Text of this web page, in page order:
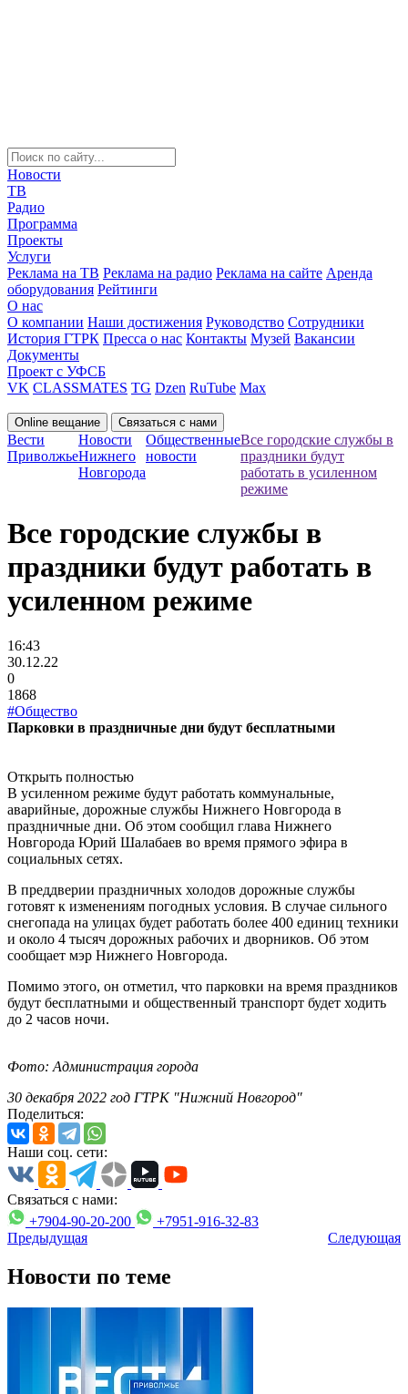
Новости
ТВ
Радио
Программа
Проекты
Услуги
Реклама на ТВ Реклама на радио Реклама на сайте Аренда
оборудования Рейтинги
О нас
О компании Наши достижения Руководство Сотрудники
История ГТРК Пресса о нас Контакты Музей Вакансии
Документы
Проект с УФСБ
VK CLASSMATES TG Dzen RuTube Max
Online вещание Связаться с нами
Вести
Приволжье
Новости
Нижнего
Новгорода
Общественные
новости
Все городские службы в
праздники будут
работать в усиленном
режиме
Все городские службы в
праздники будут работать в
усиленном режиме
16:43
30.12.22
0
1868
#Общество
Парковки в праздничные дни будут бесплатными
Открыть полностью
В усиленном режиме будут работать коммунальные,
аварийные, дорожные службы Нижнего Новгорода в
праздничные дни. Об этом сообщил глава Нижнего
Новгорода Юрий Шалабаев во время прямого эфира в
социальных сетях.
В преддверии праздничных холодов дорожные службы
готовят к изменениям погодных условия. В случае сильного
снегопада на улицах будет работать более 400 единиц техники
и около 4 тысяч дорожных рабочих и дворников. Об этом
сообщает мэр Нижнего Новгорода.
Помимо этого, он отметил, что парковки на время праздников
будут бесплатными и общественный транспорт будет ходить
до 2 часов ночи.
Фото: Администрация города
30 декабря 2022 год ГТРК "Нижний Новгород"
Поделиться:
Наши соц. сети:
Связаться с нами:
+7904-90-20-200
+7951-916-32-83
Предыдущая
Следующая
Новости по теме